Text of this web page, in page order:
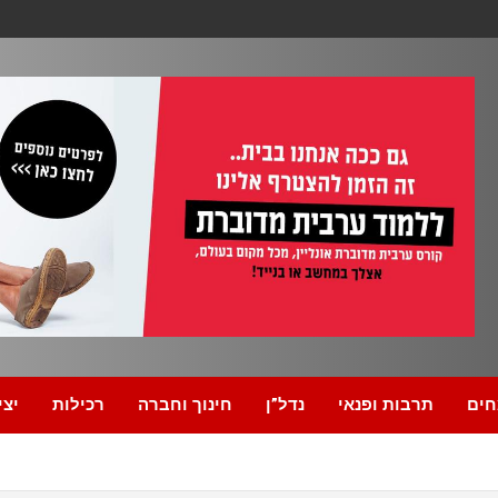
תרבות ופנאי נדל”ן חינוך וחברה רכילות